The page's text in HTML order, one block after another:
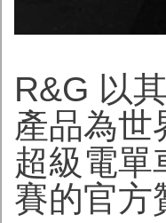
R&G 以
產品為世
超級電單
賽的官方